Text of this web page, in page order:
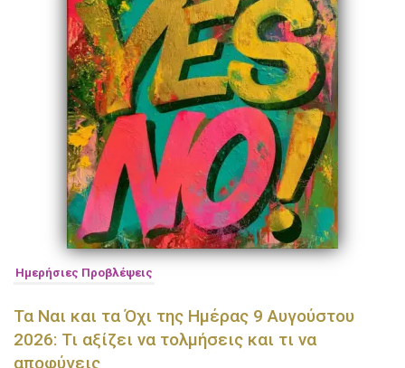
Ημερήσιες Προβλέψεις
Τα Ναι και τα Όχι της Ημέρας 9 Αυγούστου
2026: Τι αξίζει να τολμήσεις και τι να
αποφύγεις